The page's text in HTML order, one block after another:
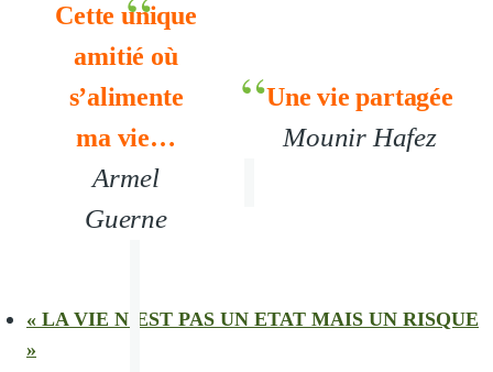
Cette unique
amitié où
s’alimente
ma vie…
Armel
Guerne
Une vie partagée
Mounir Hafez
« LA VIE N’EST PAS UN ETAT MAIS UN RISQUE
»